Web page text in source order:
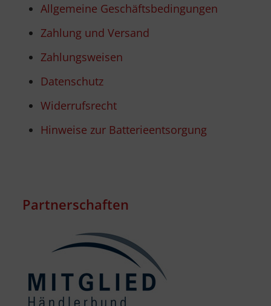
Allgemeine Geschäftsbedingungen
Zahlung und Versand
Zahlungsweisen
Datenschutz
Widerrufsrecht
Hinweise zur Batterieentsorgung
Partnerschaften